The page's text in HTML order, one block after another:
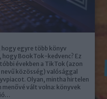
egyre több könyv
BookTok-kedvenc? Ez
években a TikTok (azon
nevű közösség) valósággal
Olyan, mintha hirtelen
menővé vált volna: könyvek